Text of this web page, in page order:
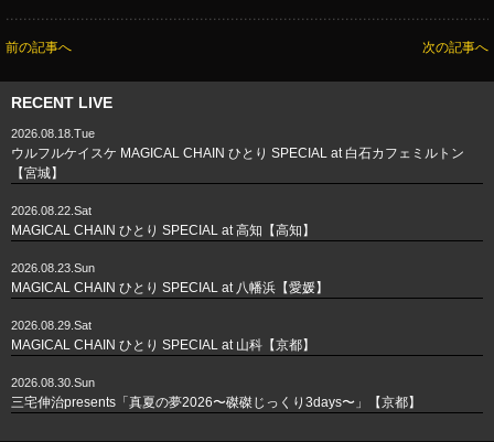
前の記事へ 次の記事へ
RECENT LIVE
2026.08.18.Tue
ウルフルケイスケ MAGICAL CHAIN ひとり SPECIAL at 白石カフェミルトン
【宮城】
2026.08.22.Sat
MAGICAL CHAIN ひとり SPECIAL at 高知【高知】
2026.08.23.Sun
MAGICAL CHAIN ひとり SPECIAL at 八幡浜【愛媛】
2026.08.29.Sat
MAGICAL CHAIN ひとり SPECIAL at 山科【京都】
2026.08.30.Sun
三宅伸治presents「真夏の夢2026〜磔磔じっくり3days〜」【京都】